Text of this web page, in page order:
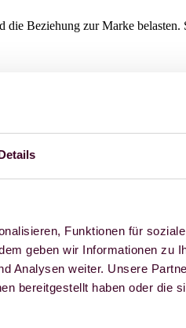
Funktionen für
geben wir Informationen zu
Analysen weiter. Unsere
bereitgestellt haben oder die
Beziehung zur Marke
In diesen kritischen
gelöst wird oder eine
diese aktiv steuert oder nicht.
von der Marke zu erzählen.